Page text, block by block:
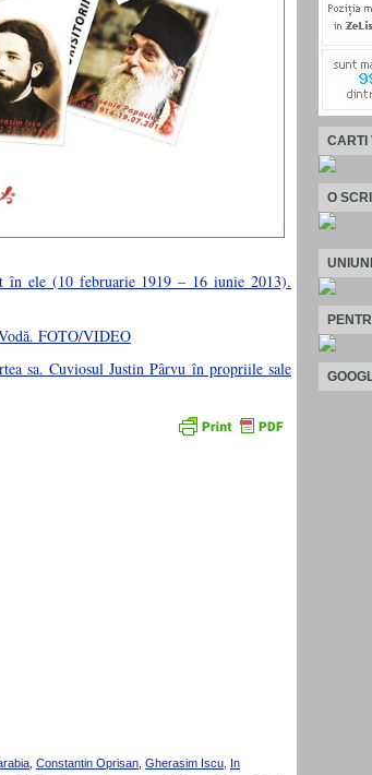
în ele (10 februarie 1919 – 16 iunie 2013).
FOTO/VIDEO
sa. Cuviosul Justin Pârvu în propriile sale
Constantin Oprisan Gherasim Iscu In
CARTI
O